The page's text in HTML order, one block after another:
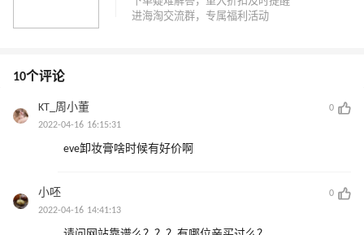
10个评论
KT_周小董
0
2022-04-16 16:15:31
eve卸妆膏啥时候有好价啊
小呸
0
2022-04-16 14:41:13